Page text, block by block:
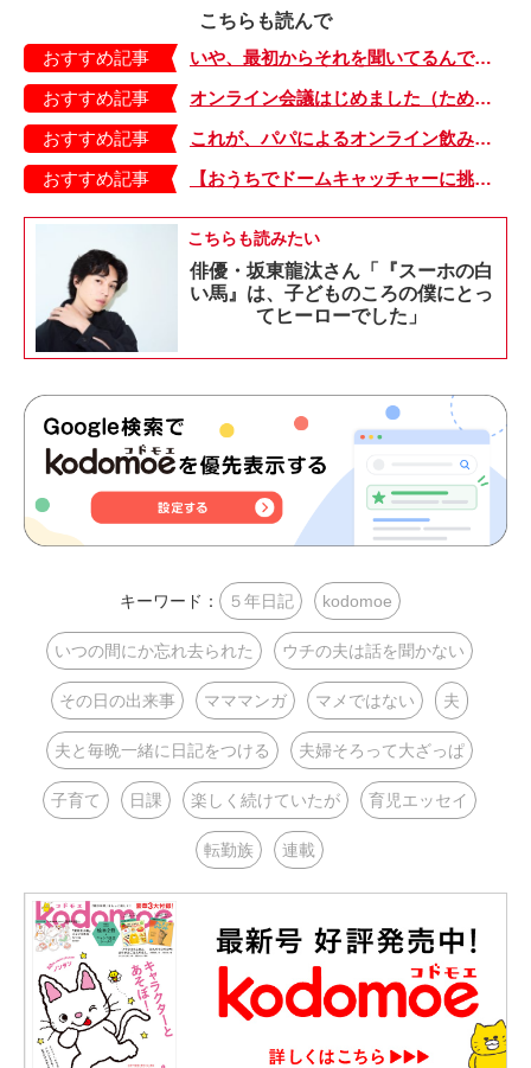
こちらも読んで
おすすめ記事
いや、最初からそれを聞いてるんですけど…【ウチの夫は話を聞かない・1】
おすすめ記事
オンライン会議はじめました（ため息）【ウチの夫は話を聞かない・２】
おすすめ記事
これが、パパによるオンライン飲み会のリアル【ウチの夫は話を聞かない・３】
おすすめ記事
【おうちでドームキャッチャーに挑戦だ】アンパンマン わくわくドームキャッチャー
こちらも読みたい
俳優・坂東龍汰さん「『スーホの白
い馬』は、子どものころの僕にとっ
てヒーローでした」
キーワード： ５年日記 kodomoe
いつの間にか忘れ去られた ウチの夫は話を聞かない
その日の出来事 マママンガ マメではない 夫
夫と毎晩一緒に日記をつける 夫婦そろって大ざっぱ
子育て 日課 楽しく続けていたが 育児エッセイ
転勤族 連載